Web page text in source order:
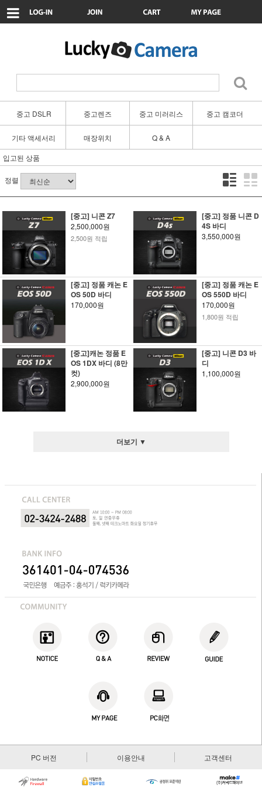
중고 DSLR 중고렌즈 중고 미러리스 중고 캠코더
기타 액세서리 매장위치
Q & A
입고된 상품
정렬
[중고] 니콘 Z7
2,500,000원
2,500원 적립
[중고] 정품 니콘 D
4S 바디
3,550,000원
[중고] 정품 캐논 E
OS 50D 바디
170,000원
[중고] 정품 캐논 E
OS 550D 바디
170,000원
1,800원 적립
[중고]캐논 정품 E
OS 1DX 바디 (8만
컷)
2,900,000원
[중고] 니콘 D3 바
디
1,100,000원
더보기 ▼
PC 버전 이용안내 고객센터